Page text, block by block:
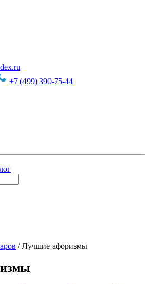
+7 (499) 390-75-44
/Лучшие афоризмы